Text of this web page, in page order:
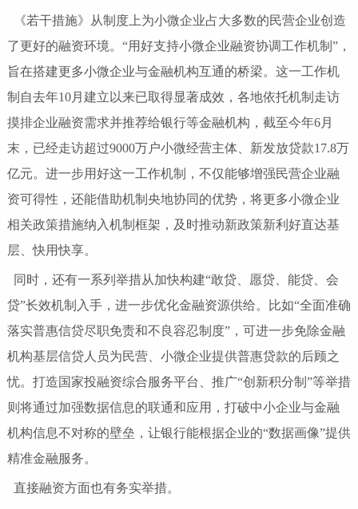
《若干措施》从制度上为小微企业占大多数的民营企业创造
了更好的融资环境。“用好支持小微企业融资协调工作机制”，
旨在搭建更多小微企业与金融机构互通的桥梁。这一工作机
制自去年10月建立以来已取得显著成效，各地依托机制走访
摸排企业融资需求并推荐给银行等金融机构，截至今年6月
末，已经走访超过9000万户小微经营主体、新发放贷款17.8万
亿元。进一步用好这一工作机制，不仅能够增强民营企业融
资可得性，还能借助机制央地协同的优势，将更多小微企业
相关政策措施纳入机制框架，及时推动新政策新利好直达基
层、快用快享。
同时，还有一系列举措从加快构建“敢贷、愿贷、能贷、会
贷”长效机制入手，进一步优化金融资源供给。比如“全面准确
落实普惠信贷尽职免责和不良容忍制度”，可进一步免除金融
机构基层信贷人员为民营、小微企业提供普惠贷款的后顾之
忧。打造国家投融资综合服务平台、推广“创新积分制”等举措
则将通过加强数据信息的联通和应用，打破中小企业与金融
机构信息不对称的壁垒，让银行能根据企业的“数据画像”提供
精准金融服务。
直接融资方面也有务实举措。